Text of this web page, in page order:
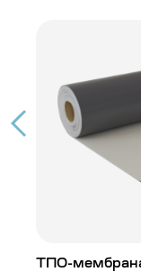
ТПО-